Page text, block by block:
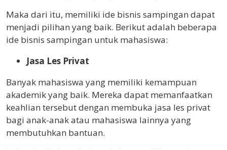
Maka dari itu, memiliki ide bisnis sampingan dapat
menjadi pilihan yang baik. Berikut adalah beberapa
ide bisnis sampingan untuk mahasiswa:
Jasa Les Privat
Banyak mahasiswa yang memiliki kemampuan
akademik yang baik. Mereka dapat memanfaatkan
keahlian tersebut dengan membuka jasa les privat
bagi anak-anak atau mahasiswa lainnya yang
membutuhkan bantuan.